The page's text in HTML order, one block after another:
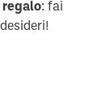
regalo: fai